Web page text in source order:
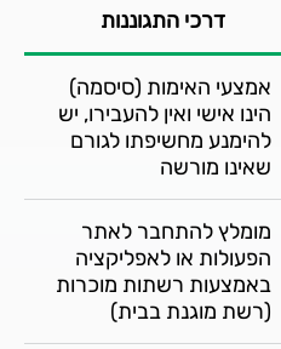
דרכי התגוננות
אמצעי האימות (סיסמה)
הינו אישי ואין להעבירו, יש
להימנע מחשיפתו לגורם
שאינו מורשה
מומלץ להתחבר לאתר
הפעולות או לאפליקציה
באמצעות רשתות מוכרות
(רשת מוגנת בבית)